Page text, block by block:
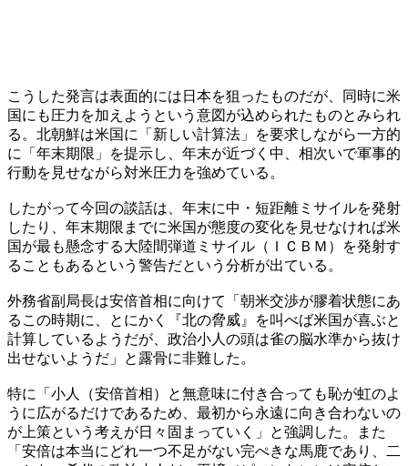
こうした発言は表面的には日本を狙ったものだが、同時に米
国にも圧力を加えようという意図が込められたものとみられ
る。北朝鮮は米国に「新しい計算法」を要求しながら一方的
に「年末期限」を提示し、年末が近づく中、相次いで軍事的
行動を見せながら対米圧力を強めている。
したがって今回の談話は、年末に中・短距離ミサイルを発射
したり、年末期限までに米国が態度の変化を見せなければ米
国が最も懸念する大陸間弾道ミサイル（ＩＣＢＭ）を発射す
ることもあるという警告だという分析が出ている。
外務省副局長は安倍首相に向けて「朝米交渉が膠着状態にあ
るこの時期に、とにかく『北の脅威』を叫べば米国が喜ぶと
計算しているようだが、政治小人の頭は雀の脳水準から抜け
出せないようだ」と露骨に非難した。
特に「小人（安倍首相）と無意味に付き合っても恥が虹のよ
うに広がるだけであるため、最初から永遠に向き合わないの
が上策という考えが日々固まっていく」と強調した。また
「安倍は本当にどれ一つ不足がない完ぺきな馬鹿であり、二